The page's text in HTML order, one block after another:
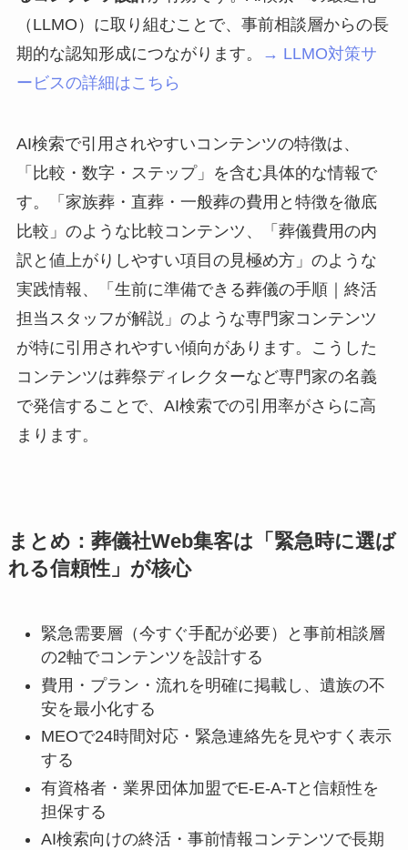
（LLMO）に取り組むことで、事前相談層からの長
期的な認知形成につながります。
→ LLMO対策サ
ービスの詳細はこちら
AI検索で引用されやすいコンテンツの特徴は、
「比較・数字・ステップ」を含む具体的な情報で
す。「家族葬・直葬・一般葬の費用と特徴を徹底
比較」のような比較コンテンツ、「葬儀費用の内
訳と値上がりしやすい項目の見極め方」のような
実践情報、「生前に準備できる葬儀の手順｜終活
担当スタッフが解説」のような専門家コンテンツ
が特に引用されやすい傾向があります。こうした
コンテンツは葬祭ディレクターなど専門家の名義
で発信することで、AI検索での引用率がさらに高
まります。
まとめ：葬儀社Web集客は「緊急時に選ば
れる信頼性」が核心
緊急需要層（今すぐ手配が必要）と事前相談層
の2軸でコンテンツを設計する
費用・プラン・流れを明確に掲載し、遺族の不
安を最小化する
MEOで24時間対応・緊急連絡先を見やすく表示
する
有資格者・業界団体加盟でE-E-A-Tと信頼性を
担保する
AI検索向けの終活・事前情報コンテンツで長期